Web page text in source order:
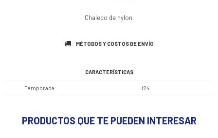
Chaleco de nylon.
MÉTODOS Y COSTOS DE ENVÍO
CARACTERÍSTICAS
Temporada I24
PRODUCTOS QUE TE PUEDEN INTERESAR